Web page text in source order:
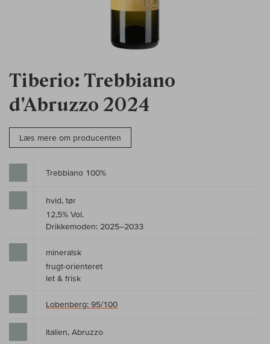
Tiberio: Trebbiano
d'Abruzzo 2024
Læs mere om producenten
Trebbiano 100%
hvid, tør
12,5% Vol.
Drikkemoden: 2025–2033
mineralsk
frugt-orienteret
let & frisk
Lobenberg: 95/100
Italien, Abruzzo